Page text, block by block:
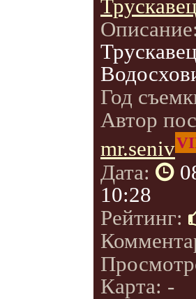
Год
Автор
mr.seniv
Дата:
10:28
Рейтинг:
Карта: -